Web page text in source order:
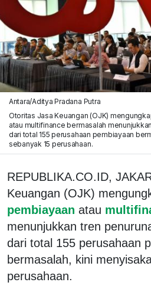
Antara/Aditya Pradana Putra
Otoritas Jasa Keuangan (OJK)
atau multifinance bermasalah
dari total 155 perusahaan pembiayaan
sebanyak 15 perusahaan.
REPUBLIKA.CO.ID,
Keuangan (OJK)
pembiayaan atau
menunjukkan tren
dari total 155 perusahaan
bermasalah, kini
perusahaan.